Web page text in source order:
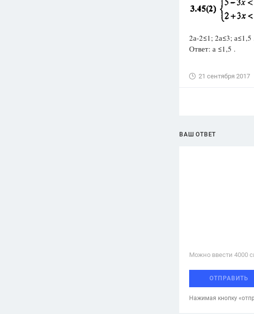
2а-2≤1; 2а≤3; а≤1,5
Ответ: а ≤1,5 .
21 сентября 2017
ВАШ ОТВЕТ
Можно ввести 4000
ОТПРАВИТЬ
Нажимая кнопку